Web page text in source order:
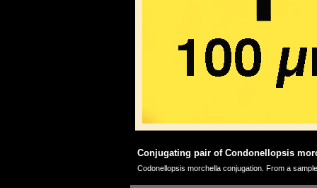
Conjugating pair of Condonellopsis
Codonellopsis morchella conjugation. From a